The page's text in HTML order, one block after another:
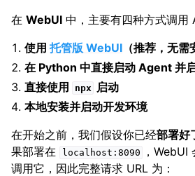
在 WebUI 中，主要有四种方式调用
使用托管版 WebUI （推荐，无需
在 Python 中直接启动 Agent 并
直接使用
npx 启动
本地安装并启动开发环境
在开始之前，我们假设你已经部署好
果部署在
localhost:8090 ，WebUI
调用它，因此完整请求 URL 为：